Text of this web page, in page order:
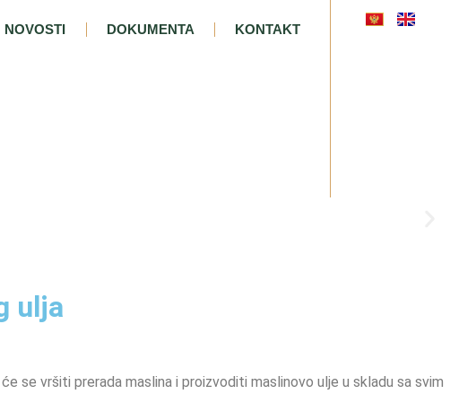
NOVOSTI DOKUMENTA KONTAKT
ulja
se vršiti prerada maslina i proizvoditi maslinovo ulje u skladu sa svim